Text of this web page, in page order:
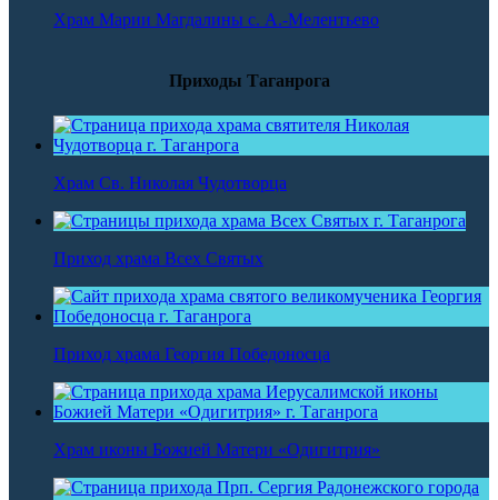
Храм Марии Магдалины с. А.-Мелентьево
Приходы Таганрога
Храм Св. Николая Чудотворца
Приход храма Всех Святых
Приход храма Георгия Победоносца
Храм иконы Божией Матери «Одигитрия»